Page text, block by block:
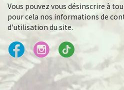
Vous pouvez vous désinscrire à
pour cela nos informations de
d'utilisation du site.